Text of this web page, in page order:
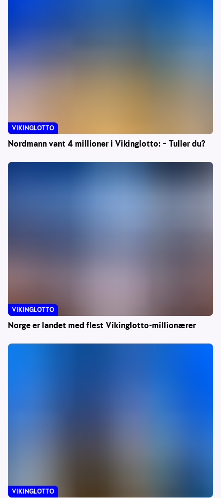
Nordmann vant 4 millioner i Vikinglotto: – Tuller du?
VIKINGLOTTO
Norge er landet med flest Vikinglotto-millionærer
VIKINGLOTTO
VIKINGLOTTO